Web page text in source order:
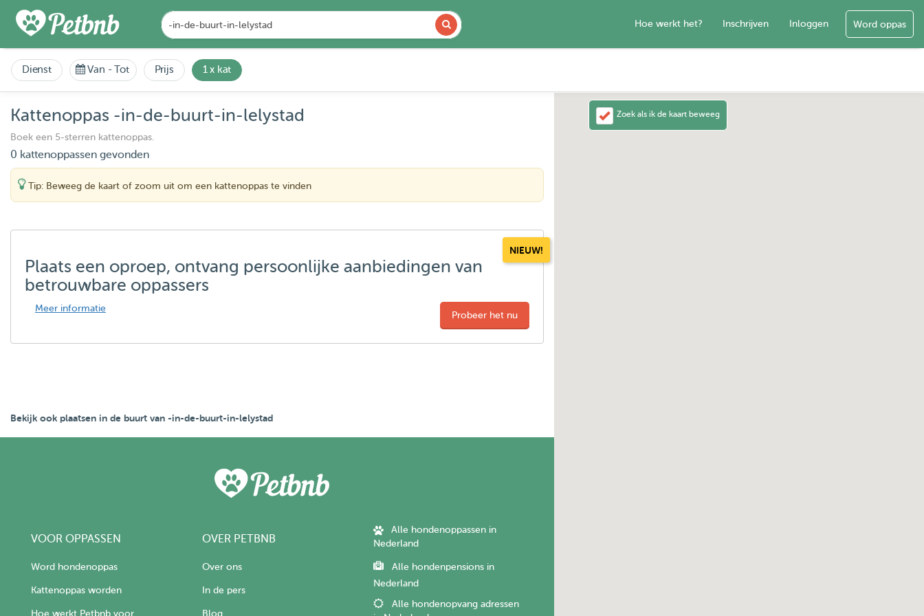
Hoe werkt het? Inschrijven Inloggen Word oppas
Dienst Van -Tot Prijs 1 x kat
Kattenoppas -in-de-buurt-in-lelystad
Boek een 5-sterren kattenoppas.
0 kattenoppassen gevonden
Tip: Beweeg de kaart of zoom uit om een kattenoppas te vinden
NIEUW!
Plaats een oproep, ontvang persoonlijke aanbiedingen van
betrouwbare oppassers
Meer informatie
Probeer het nu
Bekijk ook plaatsen in de buurt van -in-de-buurt-in-lelystad
VOOR OPPASSEN
Word hondenoppas
Kattenoppas worden
Hoe werkt Petbnb voor
OVER PETBNB
Over ons
In de pers
Blog
Alle hondenoppassen in
Nederland
Alle hondenpensions in
Nederland
Alle hondenopvang adressen
Zoek als ik de kaart beweeg